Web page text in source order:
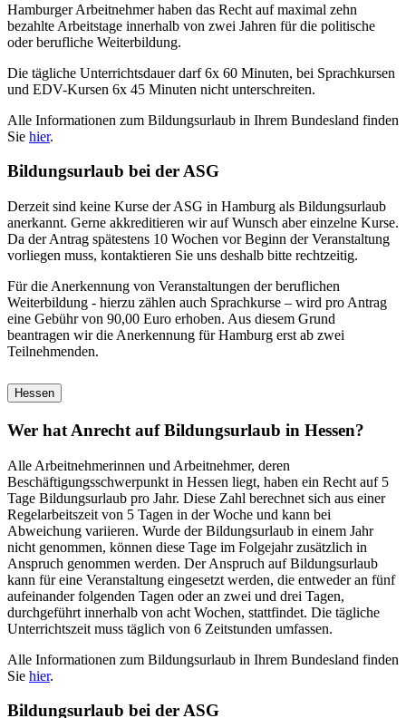
Hamburger Arbeitnehmer haben das Recht auf maximal zehn
bezahlte Arbeitstage innerhalb von zwei Jahren für die politische
oder berufliche Weiterbildung.
Die tägliche Unterrichtsdauer darf 6x 60 Minuten, bei Sprachkursen
und EDV-Kursen 6x 45 Minuten nicht unterschreiten.
Alle Informationen zum Bildungsurlaub in Ihrem Bundesland finden
Sie hier.
Bildungsurlaub bei der ASG
Derzeit sind keine Kurse der ASG in Hamburg als Bildungsurlaub
anerkannt. Gerne akkreditieren wir auf Wunsch aber einzelne Kurse.
Da der Antrag spätestens 10 Wochen vor Beginn der Veranstaltung
vorliegen muss, kontaktieren Sie uns deshalb bitte rechtzeitig.
Für die Anerkennung von Veranstaltungen der beruflichen
Weiterbildung - hierzu zählen auch Sprachkurse – wird pro Antrag
eine Gebühr von 90,00 Euro erhoben. Aus diesem Grund
beantragen wir die Anerkennung für Hamburg erst ab zwei
Teilnehmenden.
Hessen
Wer hat Anrecht auf Bildungsurlaub in Hessen?
Alle Arbeitnehmerinnen und Arbeitnehmer, deren
Beschäftigungsschwerpunkt in Hessen liegt, haben ein Recht auf 5
Tage Bildungsurlaub pro Jahr. Diese Zahl berechnet sich aus einer
Regelarbeitszeit von 5 Tagen in der Woche und kann bei
Abweichung variieren. Wurde der Bildungsurlaub in einem Jahr
nicht genommen, können diese Tage im Folgejahr zusätzlich in
Anspruch genommen werden. Der Anspruch auf Bildungsurlaub
kann für eine Veranstaltung eingesetzt werden, die entweder an fünf
aufeinander folgenden Tagen oder an zwei und drei Tagen,
durchgeführt innerhalb von acht Wochen, stattfindet. Die tägliche
Unterrichtszeit muss täglich von 6 Zeitstunden umfassen.
Alle Informationen zum Bildungsurlaub in Ihrem Bundesland finden
Sie hier.
Bildungsurlaub bei der ASG